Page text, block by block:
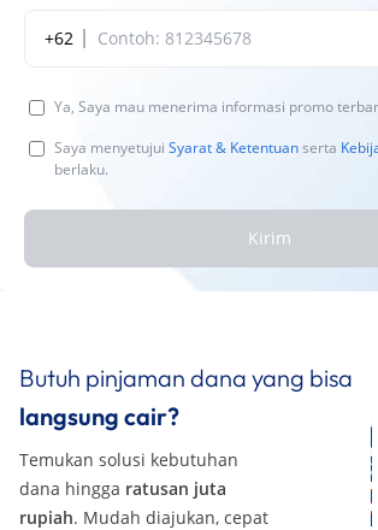
+62
Ya, Saya mau menerima informasi promo
Saya menyetujui Syarat & Ketentuanserta
berlaku.
Kirim
Butuh pinjaman dana yang bisa
langsung cair?
Temukan solusi kebutuhan
dana hingga ratusan juta
rupiah. Mudah diajukan, cepat